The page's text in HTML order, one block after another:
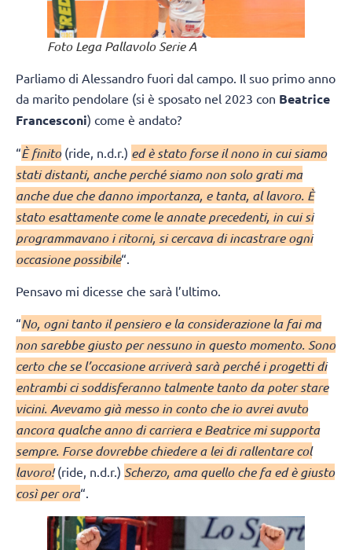
Foto Lega Pallavolo Serie A
Parliamo di Alessandro fuori dal campo. Il suo primo anno
da marito pendolare (si è sposato nel 2023 con Beatrice
Francesconi) come è andato?
“È finito(ride, n.d.r.) ed è stato forse il nono in cui siamo
stati distanti, anche perché siamo non solo grati ma
anche due che danno importanza, e tanta, al lavoro. È
stato esattamente come le annate precedenti, in cui si
programmavano i ritorni, si cercava di incastrare ogni
occasione possibile“.
Pensavo mi dicesse che sarà l’ultimo.
“No, ogni tanto il pensiero e la considerazione la fai ma
non sarebbe giusto per nessuno in questo momento. Sono
certo che se l’occasione arriverà sarà perché i progetti di
entrambi ci soddisferanno talmente tanto da poter stare
vicini. Avevamo già messo in conto che io avrei avuto
ancora qualche anno di carriera e Beatrice mi supporta
sempre. Forse dovrebbe chiedere a lei di rallentare col
lavoro!(ride, n.d.r.) Scherzo, ama quello che fa ed è giusto
così per ora“.